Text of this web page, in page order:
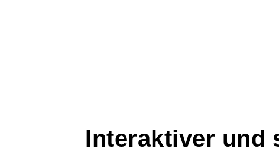
Interaktiver und